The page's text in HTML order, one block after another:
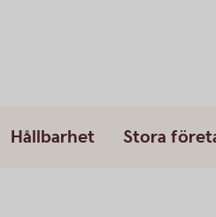
Hållbarhet Stora